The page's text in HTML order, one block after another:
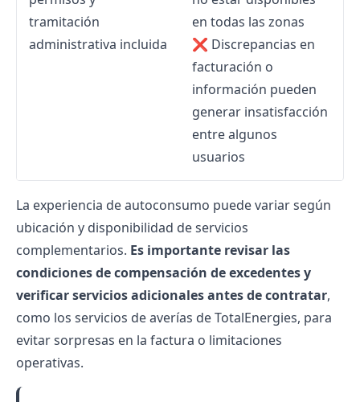
tramitación
administrativa incluida
en todas las zonas
❌ Discrepancias en
facturación o
información pueden
generar insatisfacción
entre algunos
usuarios
La experiencia de autoconsumo puede variar según
ubicación y disponibilidad de servicios
complementarios. Es importante revisar las
condiciones de compensación de excedentes y
verificar servicios adicionales antes de contratar,
como los servicios deaverías de TotalEnergies, para
evitar sorpresas en la factura o limitaciones
operativas.